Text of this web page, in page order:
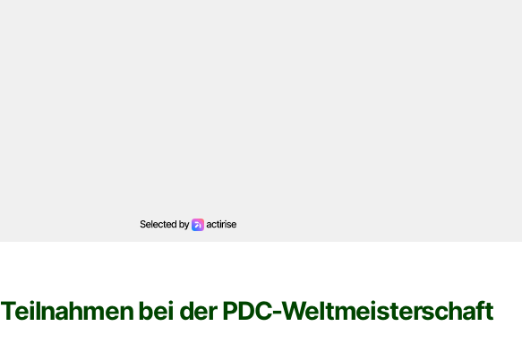
Teilnahmen bei der PDC-Weltmeisterschaft